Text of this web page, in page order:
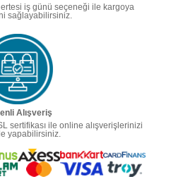
iş günü seçeneği ile kargoya
sağlayabilirsiniz.
Alışveriş
sertifikası ile online alışverişlerinizi
yapabilirsiniz.